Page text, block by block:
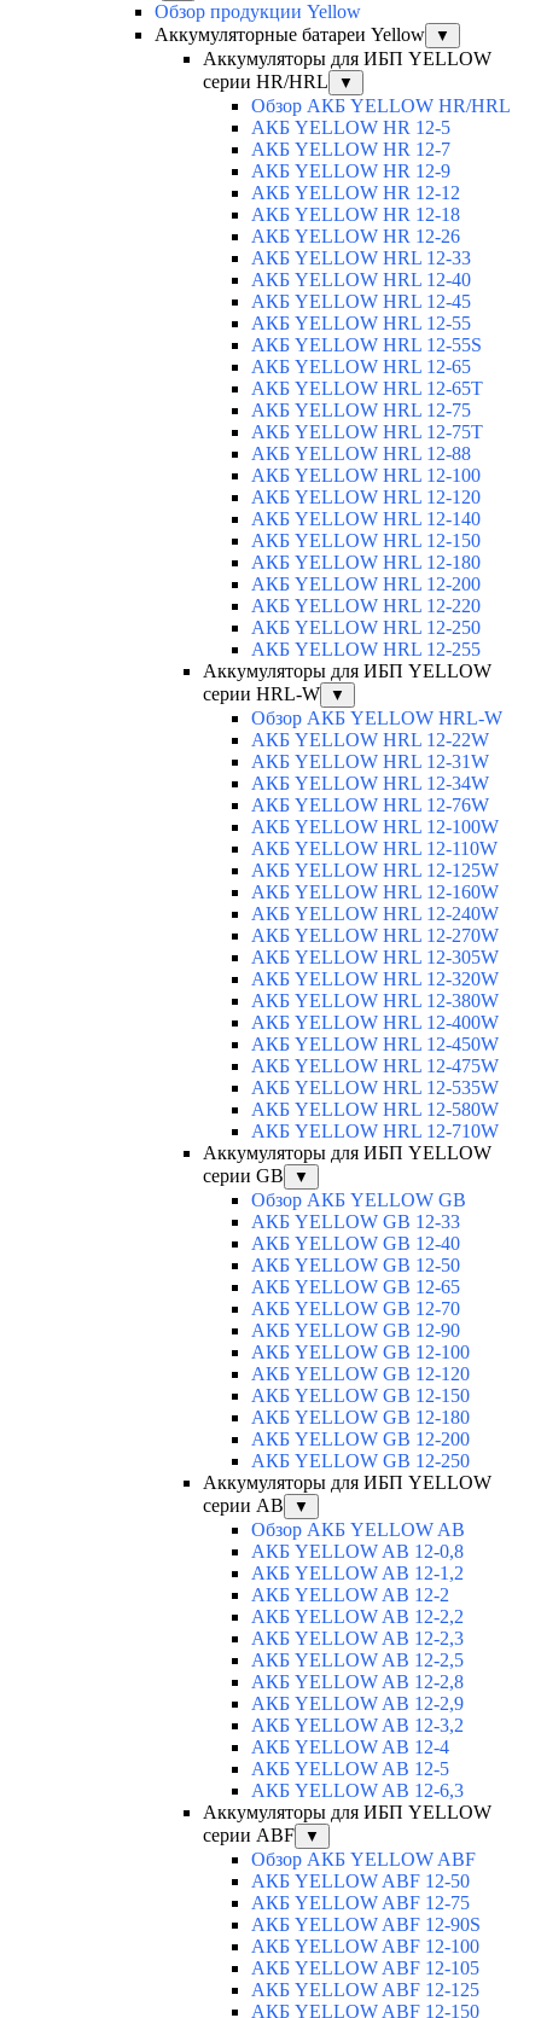
Обзор продукции Yellow
Аккумуляторные батареи Yellow
▼
Аккумуляторы для ИБП YELLOW
серии HR/HRL
▼
Обзор АКБ YELLOW HR/HRL
АКБ YELLOW HR 12-5
АКБ YELLOW HR 12-7
АКБ YELLOW HR 12-9
АКБ YELLOW HR 12-12
АКБ YELLOW HR 12-18
АКБ YELLOW HR 12-26
АКБ YELLOW HRL 12-33
АКБ YELLOW HRL 12-40
АКБ YELLOW HRL 12-45
АКБ YELLOW HRL 12-55
АКБ YELLOW HRL 12-55S
АКБ YELLOW HRL 12-65
АКБ YELLOW HRL 12-65T
АКБ YELLOW HRL 12-75
АКБ YELLOW HRL 12-75Т
АКБ YELLOW HRL 12-88
АКБ YELLOW HRL 12-100
АКБ YELLOW HRL 12-120
АКБ YELLOW HRL 12-140
АКБ YELLOW HRL 12-150
АКБ YELLOW HRL 12-180
АКБ YELLOW HRL 12-200
АКБ YELLOW HRL 12-220
АКБ YELLOW HRL 12-250
АКБ YELLOW HRL 12-255
Аккумуляторы для ИБП YELLOW
серии HRL-W
▼
Обзор АКБ YELLOW HRL-W
АКБ YELLOW HRL 12-22W
АКБ YELLOW HRL 12-31W
АКБ YELLOW HRL 12-34W
АКБ YELLOW HRL 12-76W
АКБ YELLOW HRL 12-100W
АКБ YELLOW HRL 12-110W
АКБ YELLOW HRL 12-125W
АКБ YELLOW HRL 12-160W
АКБ YELLOW HRL 12-240W
АКБ YELLOW HRL 12-270W
АКБ YELLOW HRL 12-305W
АКБ YELLOW HRL 12-320W
АКБ YELLOW HRL 12-380W
АКБ YELLOW HRL 12-400W
АКБ YELLOW HRL 12-450W
АКБ YELLOW HRL 12-475W
АКБ YELLOW HRL 12-535W
АКБ YELLOW HRL 12-580W
АКБ YELLOW HRL 12-710W
Аккумуляторы для ИБП YELLOW
серии GB
▼
Обзор АКБ YELLOW GB
АКБ YELLOW GB 12-33
АКБ YELLOW GB 12-40
АКБ YELLOW GB 12-50
АКБ YELLOW GB 12-65
АКБ YELLOW GB 12-70
АКБ YELLOW GB 12-90
АКБ YELLOW GB 12-100
АКБ YELLOW GB 12-120
АКБ YELLOW GB 12-150
АКБ YELLOW GB 12-180
АКБ YELLOW GB 12-200
АКБ YELLOW GB 12-250
Аккумуляторы для ИБП YELLOW
серии AB
▼
Обзор АКБ YELLOW AB
АКБ YELLOW AB 12-0,8
АКБ YELLOW AB 12-1,2
АКБ YELLOW AB 12-2
АКБ YELLOW AB 12-2,2
АКБ YELLOW AB 12-2,3
АКБ YELLOW AB 12-2,5
АКБ YELLOW AB 12-2,8
АКБ YELLOW AB 12-2,9
АКБ YELLOW AB 12-3,2
АКБ YELLOW AB 12-4
АКБ YELLOW AB 12-5
АКБ YELLOW AB 12-6,3
Аккумуляторы для ИБП YELLOW
серии ABF
▼
Обзор АКБ YELLOW ABF
АКБ YELLOW ABF 12-50
АКБ YELLOW ABF 12-75
АКБ YELLOW ABF 12-90S
АКБ YELLOW ABF 12-100
АКБ YELLOW ABF 12-105
АКБ YELLOW ABF 12-125
АКБ YELLOW ABF 12-150